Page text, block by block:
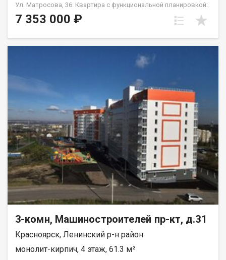
Ул. Матросова, 36. Квартира с функциональной планировкой:
• три отдельные комнаты; • отдельная кухня; • два санузла.
Состояние — получистовая отделка: выполнена стяжка пола,
отделку по своему вкусу. Первый этаж — удобно для семей с
улицу). Балкон отсутствует, но это компенсируется отличной
планировкой и тёплыми полами. Условия покупки: • подходит
любой вид расчёта (ипотека, наличные, материнский капитал);
• возможна рассрочка; • покупатель комиссию не оплачивает.
Звоните, отвечу на все вопросы, организую показ.
7 353 000 ₽
3-комн, Машиностроителей пр-кт, д.31
Красноярск, Ленинский р-н район
монолит-кирпич, 4 этаж, 61.3 м²